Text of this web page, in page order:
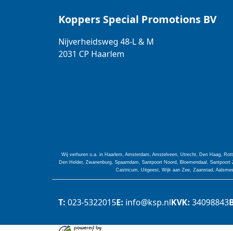
Koppers Special Promotions BV
Nijverheidsweg 48-L & M
2031 CP Haarlem
Wij verhuren o.a. in Haarlem, Amsterdam, Amstelveen, Utrecht, Den Haag,
Den Helder, Zwanenburg, Spaarndam, Santpoort Noord, Bloemendaal,
Castricum, Uitgeest, Wijk aan Zee, Zaanstad,
T: 023-5322015E: info@ksp.nlKVK: 34098843